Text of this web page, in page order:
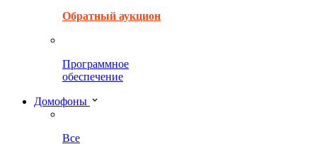
Обратный аукцион
Программное
обеспечение
Домофоны
Все